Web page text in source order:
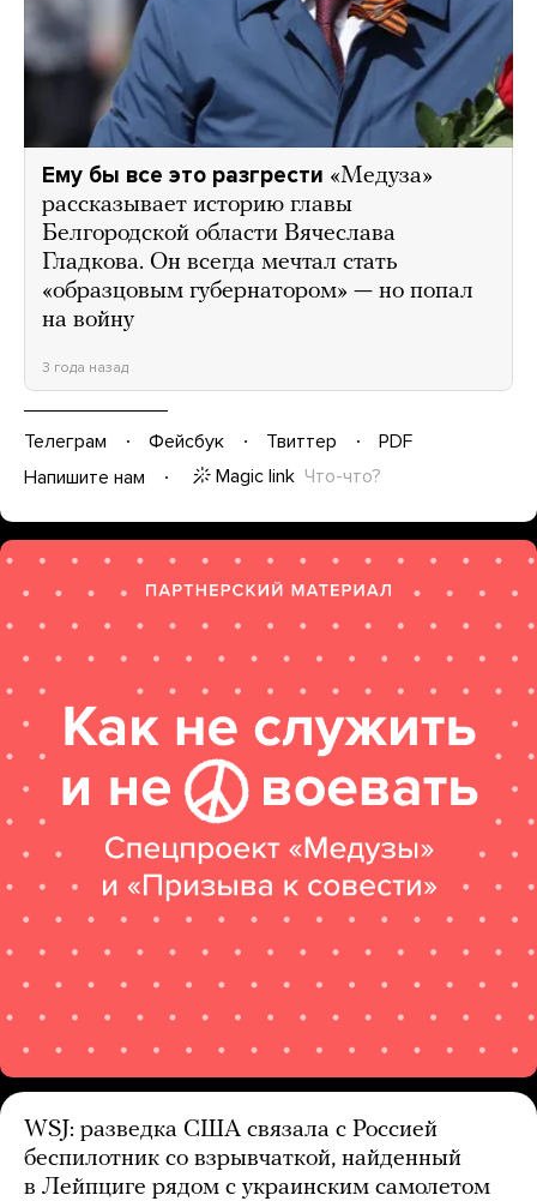
Ему бы все это разгрести «Медуза»
рассказывает историю главы
Белгородской области Вячеслава
Гладкова. Он всегда мечтал стать
«образцовым губернатором» — но попал
на войну
3 года назад
Телеграм Фейсбук Твиттер
PDF
Напишите нам
Magic link Что-что?
WSJ: разведка США связала с Россией
беспилотник со взрывчаткой, найденный
в Лейпциге рядом с украинским самолетом